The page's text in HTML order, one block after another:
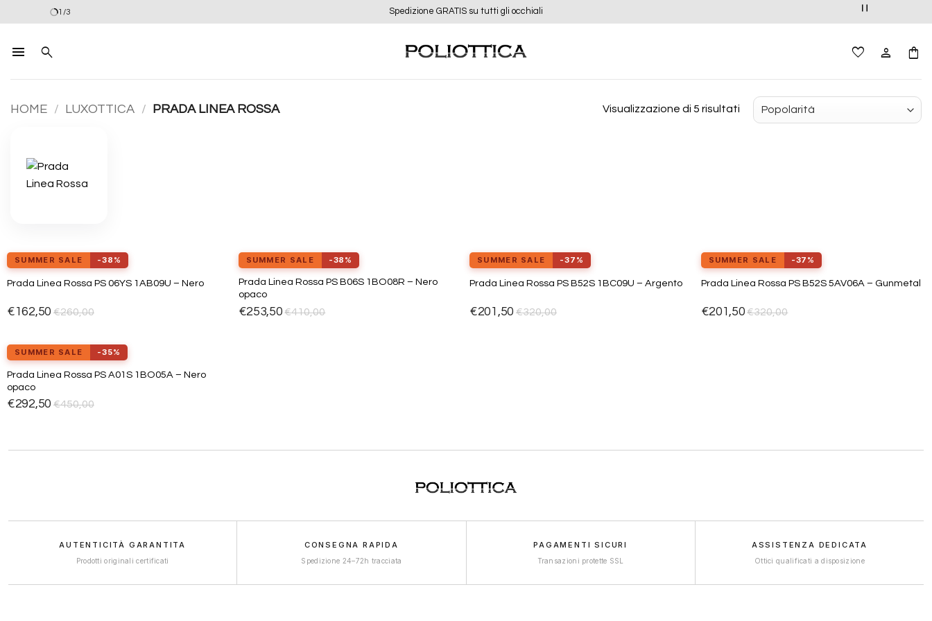
ai
1/3 Spedizione GRATIS su tutti gli occhiali
HOME / LUXOTTICA / PRADA LINEA ROSSA Visualizzazione di 5 risultatiPopolarità
Aggiungi
SUMMER SALE -38%
Prada Linea Rossa PS 06YS 1AB09U – Nero
€162,50 €260,00
Aggiungi
SUMMER SALE -38%
Prada Linea Rossa PS B06S 1BO08R – Nero
opaco
€253,50 €410,00
Aggiungi
SUMMER SALE -37%
Prada Linea Rossa PS B52S 1BC09U – Argento
€201,50 €320,00
Aggiungi
SUMMER SALE -37%
Prada Linea Rossa PS B52S 5AV06A – Gunmetal
€201,50 €320,00
Aggiungi
SUMMER SALE -35%
Prada Linea Rossa PS A01S 1BO05A – Nero
opaco
€292,50 €450,00
AUTENTICITÀ GARANTITA
Prodotti originali certificati
CONSEGNA RAPIDA
Spedizione 24–72h tracciata
PAGAMENTI SICURI
Transazioni protette SSL
ASSISTENZA DEDICATA
Ottici qualificati a disposizione